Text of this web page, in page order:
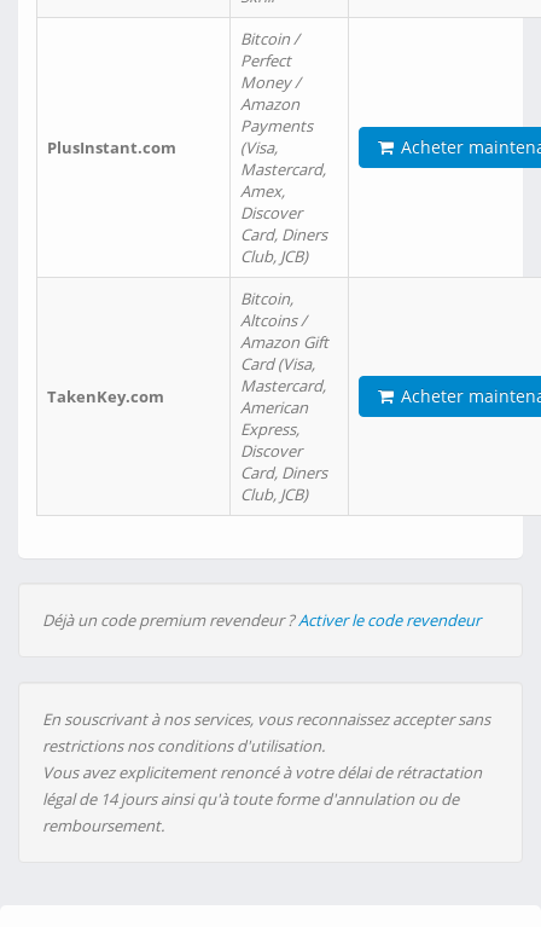
PlusInstant.com
Bitcoin /
Perfect
Money /
Amazon
Payments
(Visa,
Mastercard,
Amex,
Discover
Card, Diners
Club, JCB)
Acheter
TakenKey.com
Bitcoin,
Altcoins /
Amazon Gift
Card (Visa,
Mastercard,
American
Express,
Discover
Card, Diners
Club, JCB)
Acheter
Déjà un code premium revendeur ?Activer le code revendeur
En souscrivant à nos services, vous reconnaissez accepter sans
restrictions nos conditions d'utilisation.
Vous avez explicitement renoncé à votre délai de rétractation
légal de 14 jours ainsi qu'à toute forme d'annulation ou de
remboursement.